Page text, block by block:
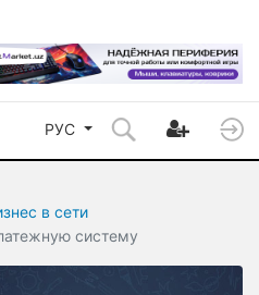
РУС
в сети
систему